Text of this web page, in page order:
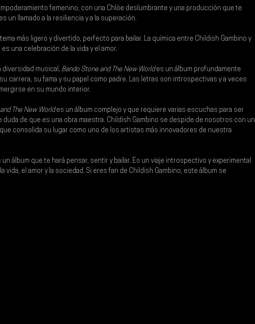
femenino, con una Chlöe deslumbrante y una producción que te
un llamado a la resiliencia y a la superación.
más ligero y divertido, perfecto para bailar. La química entre Childish Gambino y
una celebración de la vida y el amor.
diversidad musical, Bando Stone and The New World es un álbum profundamente
carrera, su fama y su papel como padre. Las letras son introspectivas y a veces
en su mundo interior.
The New World es un álbum complejo y que requiere varias escuchas para ser
de que es una obra maestra. Childish Gambino se despide de nosotros con un
consolida su lugar como uno de los artistas más innovadores de nuestra
un álbum que te hará pensar, sentir y bailar. Es un viaje introspectivo y experimental
vida, el amor y la sociedad. Si eres fan de Childish Gambino, este álbum se